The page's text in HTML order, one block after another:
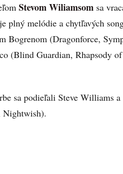
Stevom Wiliamsom sa
je plný melódie a chytľavých
Bogrenom (Dragonforce,
(Blind Guardian, Rhapsody
sa podieľali Steve Williams
Nightwish).